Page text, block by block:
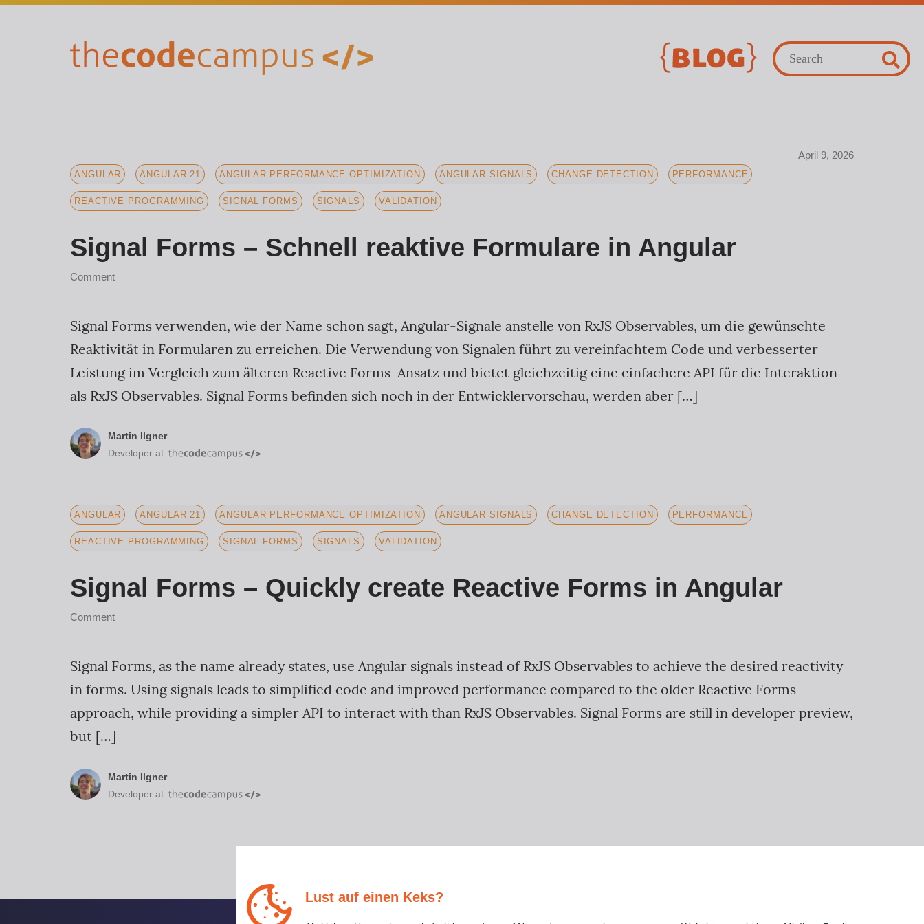
Lust auf einen Keks?
April 9, 2026
ANGULAR ANGULAR 21 ANGULAR PERFORMANCE OPTIMIZATION ANGULAR SIGNALS CHANGE DETECTION PERFORMANCE
REACTIVE PROGRAMMING SIGNAL FORMS SIGNALS VALIDATION
Signal Forms – Schnell reaktive Formulare in Angular
Comment
Signal Forms verwenden, wie der Name schon sagt, Angular-Signale anstelle von RxJS Observables, um die gewünschte
Reaktivität in Formularen zu erreichen. Die Verwendung von Signalen führt zu vereinfachtem Code und verbesserter
Leistung im Vergleich zum älteren Reactive Forms-Ansatz und bietet gleichzeitig eine einfachere API für die Interaktion
als RxJS Observables. Signal Forms befinden sich noch in der Entwicklervorschau, werden aber […]
Martin Ilgner
Developer at
ANGULAR ANGULAR 21 ANGULAR PERFORMANCE OPTIMIZATION ANGULAR SIGNALS CHANGE DETECTION PERFORMANCE
REACTIVE PROGRAMMING SIGNAL FORMS SIGNALS VALIDATION
Signal Forms – Quickly create Reactive Forms in Angular
Comment
Signal Forms, as the name already states, use Angular signals instead of RxJS Observables to achieve the desired reactivity
in forms. Using signals leads to simplified code and improved performance compared to the older Reactive Forms
approach, while providing a simpler API to interact with than RxJS Observables. Signal Forms are still in developer preview,
but […]
Martin Ilgner
Developer at